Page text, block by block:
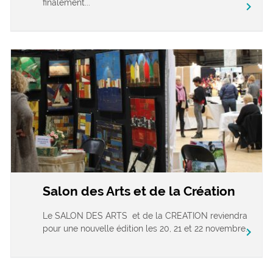
finalement... chevron_right
Salon des Arts et de la Création
Le SALON DES ARTS et de la CREATION reviendra
pour une nouvelle édition les 20, 21 et 22 novembre...
chevron_right